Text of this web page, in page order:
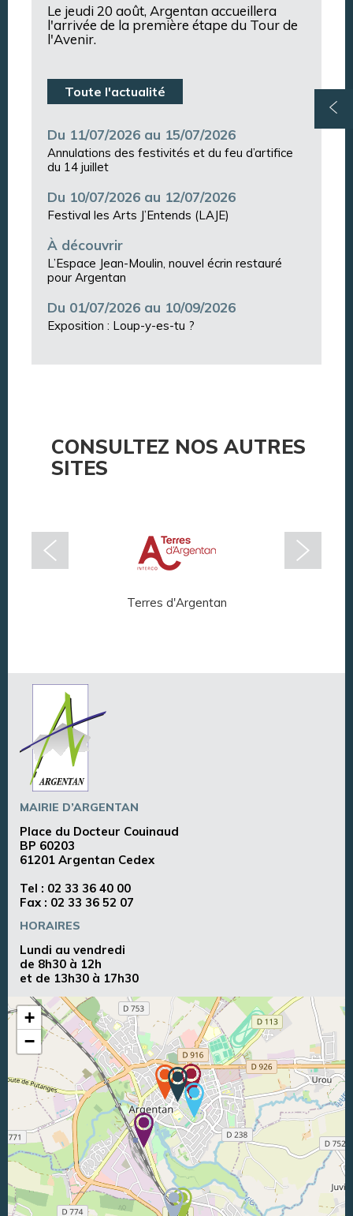
Le jeudi 20 août, Argentan accueillera
l'arrivée de la première étape du Tour de
l'Avenir.
Toute l'actualité
Du 11/07/2026 au 15/07/2026
Annulations des festivités et du feu d’artifice
du 14 juillet
Du 10/07/2026 au 12/07/2026
Festival les Arts J’Entends (LAJE)
À découvrir
L’Espace Jean-Moulin, nouvel écrin restauré
pour Argentan
Du 01/07/2026 au 10/09/2026
Exposition : Loup-y-es-tu ?
CONSULTEZ NOS AUTRES
SITES
Terres d'Argentan
MAIRIE D’ARGENTAN
Place du Docteur Couinaud
BP 60203
61201 Argentan Cedex
Tel : 02 33 36 40 00
Fax : 02 33 36 52 07
HORAIRES
Lundi au vendredi
de 8h30 à 12h
et de 13h30 à 17h30
+
−